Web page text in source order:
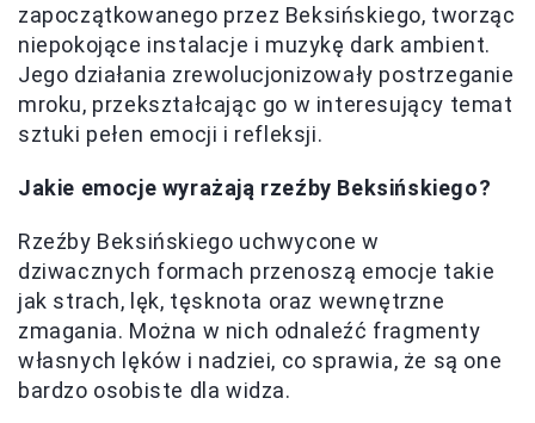
zapoczątkowanego przez Beksińskiego, tworząc
niepokojące instalacje i muzykę dark ambient.
Jego działania zrewolucjonizowały postrzeganie
mroku, przekształcając go w interesujący temat
sztuki pełen emocji i refleksji.
Jakie emocje wyrażają rzeźby Beksińskiego?
Rzeźby Beksińskiego uchwycone w
dziwacznych formach przenoszą emocje takie
jak strach, lęk, tęsknota oraz wewnętrzne
zmagania. Można w nich odnaleźć fragmenty
własnych lęków i nadziei, co sprawia, że są one
bardzo osobiste dla widza.